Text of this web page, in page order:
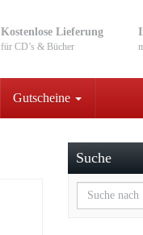
Kostenlose Lieferung
für CD’s & Bücher
Gutscheine
Suche